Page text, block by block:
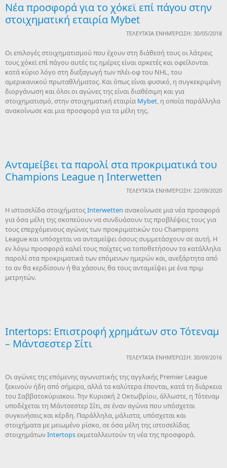
Nέα προσφορά για το χόκεϊ επί πάγου στην
στοιχηματική εταιρία Mybet
ΤΕΛΕΥΤΑΊΑ ΕΝΗΜΈΡΩΣΗ: 30/05/2018
Oι επιλογές στοιχηματισμού που έχουν στη διάθεσή τους οι λάτρεις
τους χόκεϊ επί πάγου αυτές τις ημέρες είναι αρκετές και οφείλονται
κατά κύριο λόγο στη διεξαγωγή των πλέι-οφ του NHL, του
αμερικανικού πρωταθλήματος. Και όπως είναι φυσικό, η συγκεκριμένη
διοργάνωση και όλοι οι αγώνες της είναι διαθέσιμη και για
στοιχηματισμό, στην στοιχηματική εταιρία Mybet, η οποία παράλληλα
ανακοίνωσε και μια προσφορά για τα μέλη της.
Ανταμείβει τα παρολί στα προκριματικά του
Champions League η Interwetten
ΤΕΛΕΥΤΑΊΑ ΕΝΗΜΈΡΩΣΗ: 22/09/2020
Η ιστοσελίδα στοιχήματοςInterwetten ανακοίνωσε μια νέα προσφορά
για όσα μέλη της σκοπεύουν να συνδυάσουν τις προβλέψεις τους για
τους επερχόμενους αγώνες των προκριματικών του Champions
League και υπόσχεται να ανταμείψει όσους συμμετάσχουν σε αυτή. Η
εν λόγω προσφορά καλεί τους παίχτες να τοποθετήσουν τα κατάλληλα
παρολί στα προκριματικά των επόμενων ημερών και, ανεξάρτητα από
το αν θα κερδίσουν ή θα χάσουν, θα τους ανταμείψει με ένα πριμ
μετρητών.
Intertops: Επιστροφή χρημάτων στο Τότεναμ
– Μάντσεστερ Σίτι
ΤΕΛΕΥΤΑΊΑ ΕΝΗΜΈΡΩΣΗ: 30/09/2016
Οι αγώνες της επόμενης αγωνιστικής της αγγλικής Premier League
ξεκινούν ήδη από σήμερα, αλλά τα καλύτερα έπονται, κατά τη διάρκεια
του Σαββατοκύριακου. Την Κυριακή 2 Οκτωβρίου, άλλωστε, η Τότεναμ
υποδέχεται τη Μάντσεστερ Σίτι, σε έναν αγώνα που υπόσχεται
συγκινήσεις και κέρδη. Παράλληλα, μάλιστα, υπόσχεται και
στοιχήματα με μειωμένο ρίσκο, σε όσα μέλη της ιστοσελίδας
στοιχημάτωνIntertopsεκμεταλλευτούν τη νέα της προσφορά.